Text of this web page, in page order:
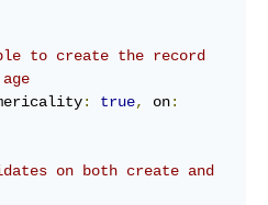
to create the record
: true, on:
on both create and